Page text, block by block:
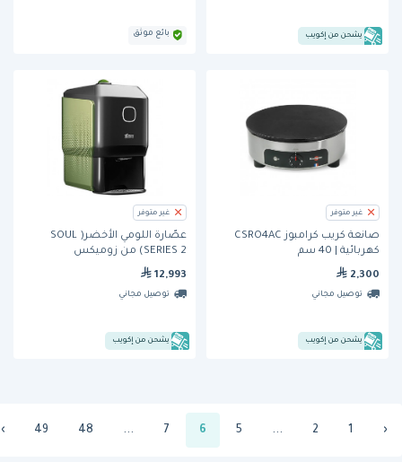
يشحن من إكويب بائع موثق
غير متوفر
صانعة كريب كرامبوز CSRO4AC
كهربائية | 40 سم
2,300
توصيل مجاني
يشحن من إكويب
غير متوفر
عصّارة اللومي الأخضر( SOUL
SERIES 2) من زوميكس
12,993
توصيل مجاني
يشحن من إكويب
‹
1
2
...
5
6
7
...
48
49
›